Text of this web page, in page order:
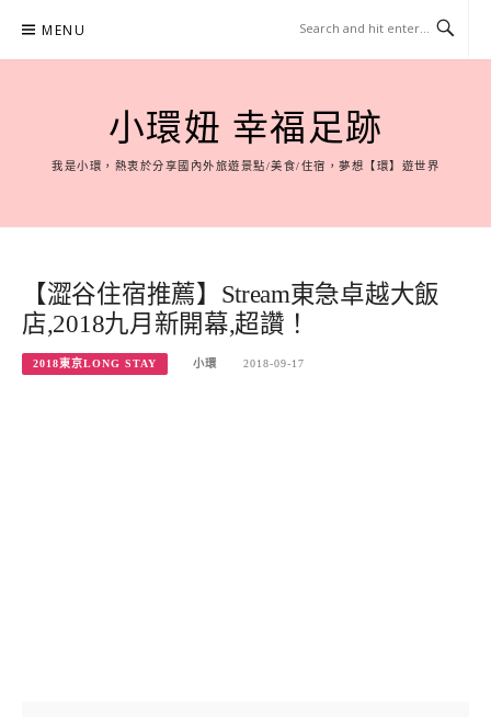
content
MENU
小環妞 幸福足跡
我是小環，熱衷於分享國內外旅遊景點/美食/住宿，夢想【環】遊世界
【澀谷住宿推薦】Stream東急卓越大飯
店,2018九月新開幕,超讚！
2018東京LONG STAY 小環 2018-09-17